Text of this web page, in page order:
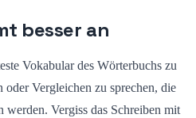
besser an
Vokabular des Wörterbuchs zu
Vergleichen zu sprechen, die
werden. Vergiss das Schreiben mit